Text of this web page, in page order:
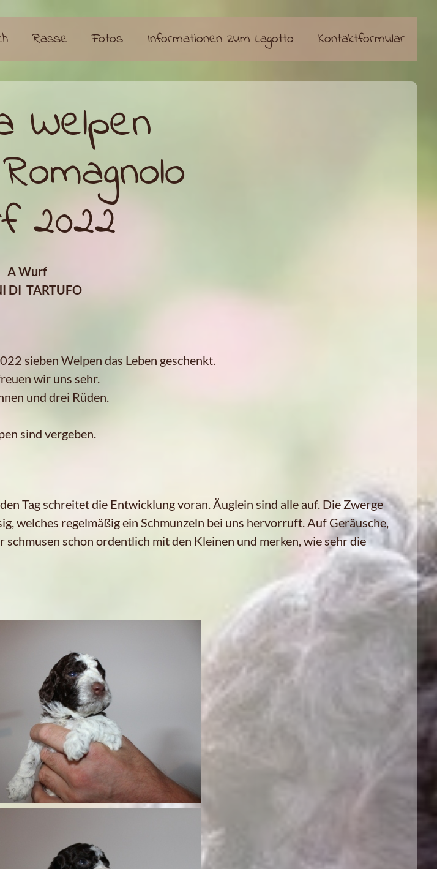
Rasse Fotos Informationen zum Lagotto Kontaktformular
Welpen
2022
A Wurf
DI TARTUFO
sieben Welpen das Leben geschenkt.
wir uns sehr.
und drei Rüden.
sind vergeben.
Tag schreitet die Entwicklung voran. Äuglein sind alle auf. Die Zwerge
welches regelmäßig ein Schmunzeln bei uns hervorruft. Auf Geräusche,
schon ordentlich mit den Kleinen und merken, wie sehr die